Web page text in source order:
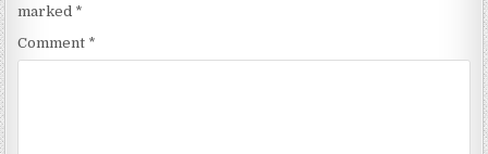
marked *
Comment *